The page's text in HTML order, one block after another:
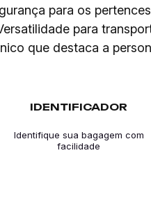
para os
para
que destaca a
IDENTIFICADOR
Identifique sua bagagem com
facilidade